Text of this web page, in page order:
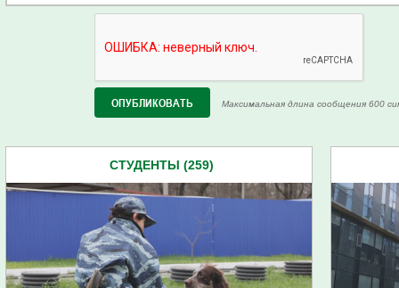
Максимальная длина сообщения 600
СТУДЕНТЫ (259)